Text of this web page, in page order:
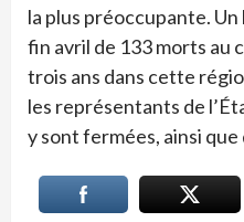
la plus préoccupante.
fin avril de 133 morts au
trois ans dans cette
les représentants de
y sont fermées, ainsi que